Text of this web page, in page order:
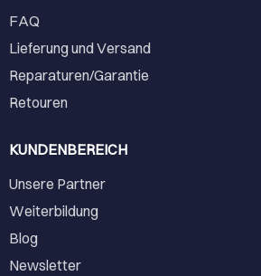
FAQ
Lieferung und Versand
Reparaturen/Garantie
Retouren
KUNDENBEREICH
Unsere Partner
Weiterbildung
Blog
Newsletter